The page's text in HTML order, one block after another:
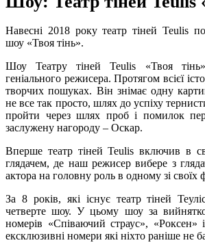
Навесні 2018 року театр тіней Teulis
шоу «Твоя тінь».
Шоу Театру тіней Teulis «Твоя тінь»
геніального режисера. Протягом всієї
творчих пошуках. Він знімає одну
не все так просто, шлях до успіху
пройти через шлях проб і помилок
заслужену нагороду – Оскар.
Вперше театр тіней Teulis включив в
глядачем, де наш режисер вибере з
актора на головну роль в одному зі своїх
За 8 років, які існує театр тіней
четверте шоу. У цьому шоу за
номерів «Співаючий страус»,
ексклюзивні номери які ніхто раніше не